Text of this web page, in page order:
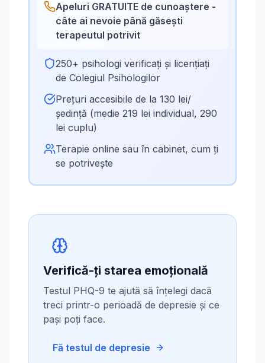
Apeluri GRATUITE de cunoaștere -
câte ai nevoie până găsești
terapeutul potrivit
250+ psihologi verificați și licențiați
de Colegiul Psihologilor
Prețuri accesibile de la 130 lei/
ședință (medie 219 lei individual, 290
lei cuplu)
Terapie online sau în cabinet, cum ți
se potrivește
Verifică-ți starea emoțională
Testul PHQ-9 te ajută să înțelegi dacă
treci printr-o perioadă de depresie și ce
pași poți face.
Fă testul de depresie